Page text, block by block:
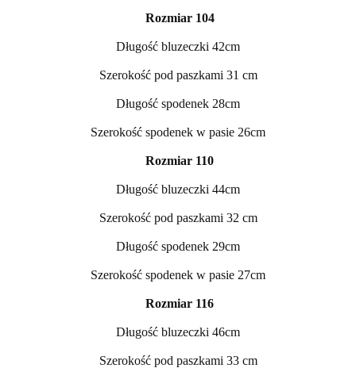
Rozmiar 104
Długość bluzeczki 42cm
Szerokość pod paszkami 31 cm
Długość spodenek 28cm
Szerokość spodenek w pasie 26cm
Rozmiar 110
Długość bluzeczki 44cm
Szerokość pod paszkami 32 cm
Długość spodenek 29cm
Szerokość spodenek w pasie 27cm
Rozmiar 116
Długość bluzeczki 46cm
Szerokość pod paszkami 33 cm